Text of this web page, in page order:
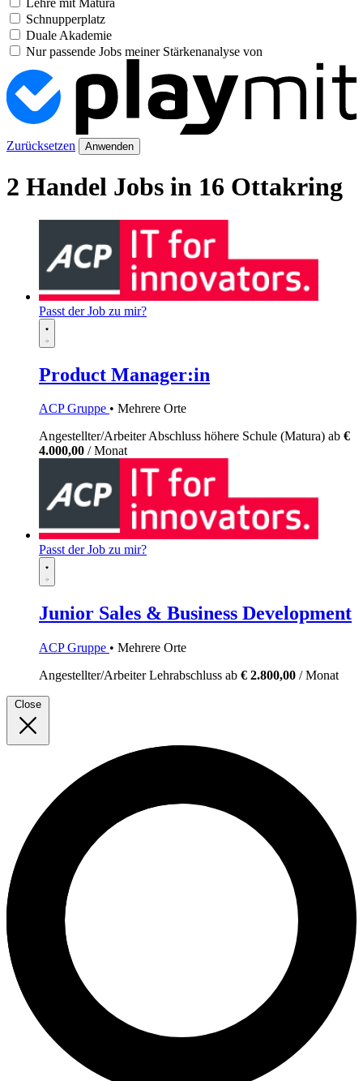
Schnupperplatz
Duale Akademie
Nur passende Jobs meiner Stärkenanalyse von
Zurücksetzen Anwenden
2 Handel Jobs in 16 Ottakring
Passt der Job zu mir?
Product Manager:in
ACP Gruppe • Mehrere Orte
Angestellter/ArbeiterAbschluss höhere Schule (Matura) ab €
4.000,00 / Monat
Passt der Job zu mir?
Junior Sales & Business Development
ACP Gruppe • Mehrere Orte
Angestellter/ArbeiterLehrabschluss ab € 2.800,00 / Monat
Close